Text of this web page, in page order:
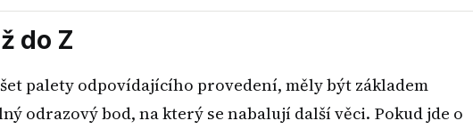
do Z
palety odpovídajícího provedení, měly být základem
odrazový bod, na který se nabalují další věci. Pokud jde o